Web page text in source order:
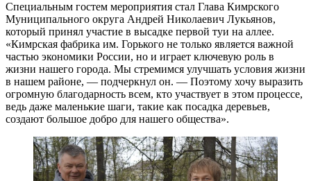
Специальным гостем мероприятия стал Глава Кимрского
Муниципального округа Андрей Николаевич Лукьянов,
который принял участие в высадке первой туи на аллее.
«Кимрская фабрика им. Горького не только является важной
частью экономики России, но и играет ключевую роль в
жизни нашего города. Мы стремимся улучшать условия жизни
в нашем районе, — подчеркнул он. — Поэтому хочу выразить
огромную благодарность всем, кто участвует в этом процессе,
ведь даже маленькие шаги, такие как посадка деревьев,
создают большое добро для нашего общества».